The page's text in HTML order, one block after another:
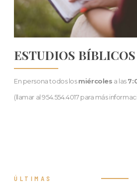
ESTUDIOS BÍBLICOS
En persona todos los miércoles a las
(llamar al 954.554.4017 para más
ÚLTIMAS